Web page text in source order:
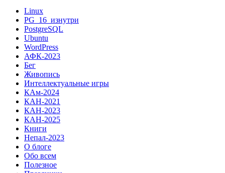
Linux
PG_16_изнутри
PostgreSQL
Ubuntu
WordPress
АФК-2023
Бег
Живопись
Интеллектуальные игры
КАм-2024
КАН-2021
КАН-2023
КАН-2025
Книги
Непал-2023
О блоге
Обо всем
Полезное